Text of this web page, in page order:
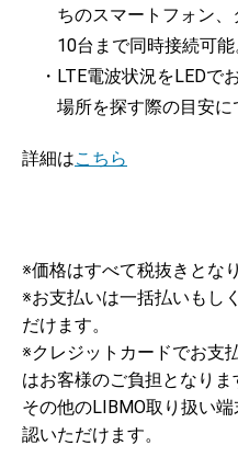
ちのスマートフォン
10台まで同時接続可能
・LTE電波状況をLED
場所を探す際の目安に
詳細はこちら
※価格はすべて税抜きとな
※お支払いは一括払いもし
だけます。
※クレジットカードでお支
はお客様のご負担となりま
その他のLIBMO取り扱い
認いただけます。